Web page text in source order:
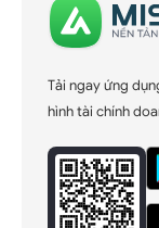
Tải ngay ứng
hình tài chính